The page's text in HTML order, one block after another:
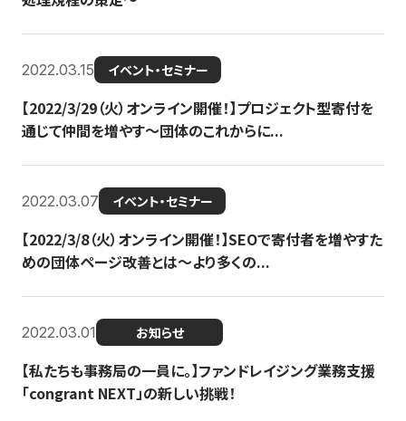
2022.03.15 イベント・セミナー
【2022/3/29（火）オンライン開催！】プロジェクト型寄付を
通じて仲間を増やす～団体のこれからに...
2022.03.07 イベント・セミナー
【2022/3/8（火）オンライン開催！】SEOで寄付者を増やすた
めの団体ページ改善とは～より多くの...
2022.03.01 お知らせ
【私たちも事務局の一員に。】ファンドレイジング業務支援
「congrant NEXT」の新しい挑戦！